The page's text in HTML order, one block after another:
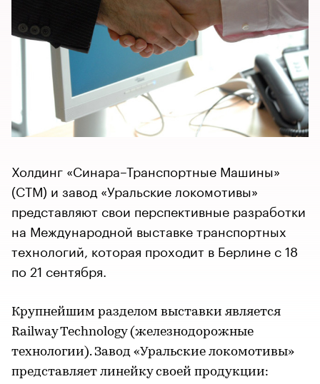
Холдинг «Синара–Транспортные Машины»
(СТМ) и завод «Уральские локомотивы»
представляют свои перспективные разработки
на Международной выставке транспортных
технологий, которая проходит в Берлине с 18
по 21 сентября.
Крупнейшим разделом выставки является
Railway Technology (железнодорожные
технологии). Завод «Уральские локомотивы»
представляет линейку своей продукции: